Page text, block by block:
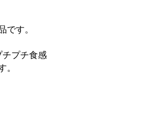
です。
プチ食感
。